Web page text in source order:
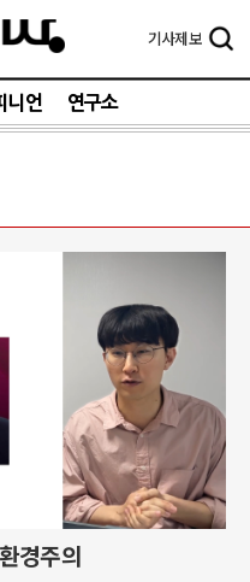
기사제보
니언 연구소
경주의